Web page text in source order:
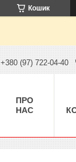
Кошик
+380 (97) 722-04-40
ПРО
НАС